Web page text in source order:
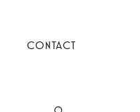
CONTACT